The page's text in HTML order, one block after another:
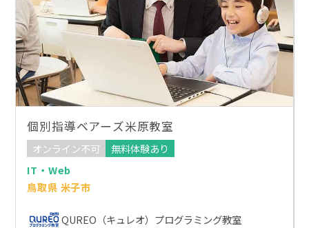
個別指導ベアーズ米原教室
オンライン不可
無料体験あり
IT・Web
鳥取県 米子市
QUREO（キュレオ）プログラミング教室